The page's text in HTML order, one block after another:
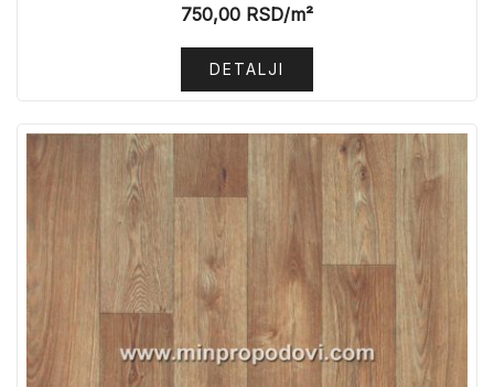
750,00 RSD/m²
DETALJI